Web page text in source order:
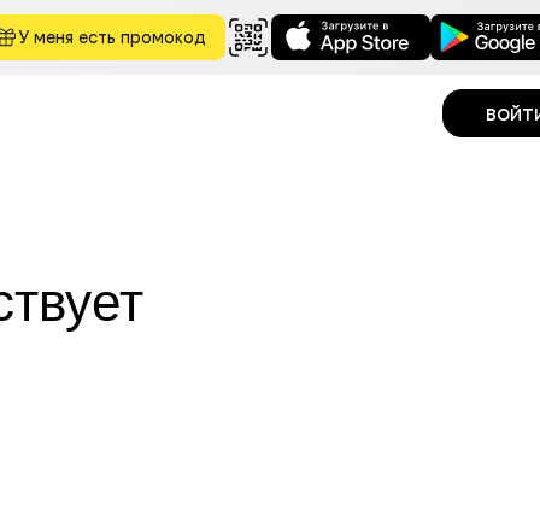
У меня есть промокод